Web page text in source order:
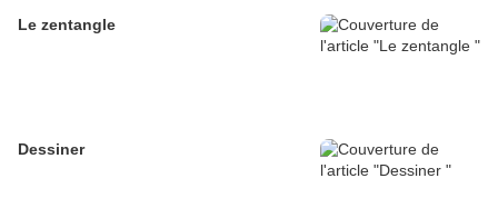
Le zentangle
Dessiner